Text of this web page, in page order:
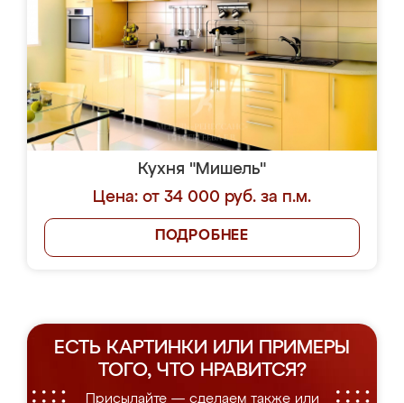
Кухня "Мишель"
Цена: от 34 000 руб. за п.м.
ПОДРОБНЕЕ
ЕСТЬ КАРТИНКИ ИЛИ ПРИМЕРЫ
ТОГО, ЧТО НРАВИТСЯ?
Присылайте — сделаем также или